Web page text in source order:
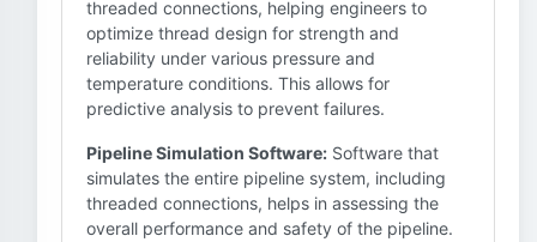
threaded connections, helping engineers to
optimize thread design for strength and
reliability under various pressure and
temperature conditions. This allows for
predictive analysis to prevent failures.
Pipeline Simulation Software: Software that
simulates the entire pipeline system, including
threaded connections, helps in assessing the
overall performance and safety of the pipeline.